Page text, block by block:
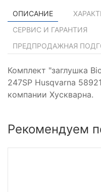
ОПИСАНИЕ
СЕРВИС И ГАРАНТИЯ
ПРЕДПРОДАЖНАЯ
Комплект "заглушка
247SP Husqvarna
компании Хускварна.
Рекомендуем